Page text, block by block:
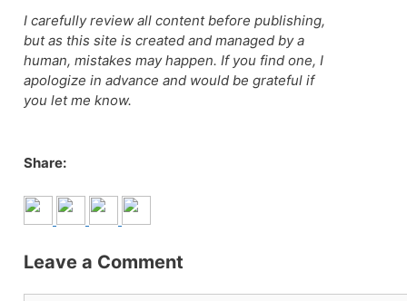
I carefully review all content before publishing,
but as this site is created and managed by a
human, mistakes may happen. If you find one, I
apologize in advance and would be grateful if
you let me know.
Share:
Leave a Comment